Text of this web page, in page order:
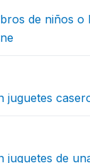
de niños o
juguetes
juguetes de